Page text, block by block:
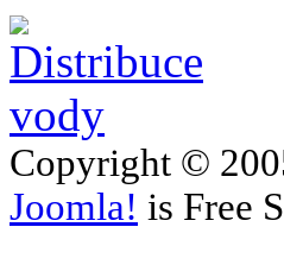
Copyright ©
Joomla! is Free